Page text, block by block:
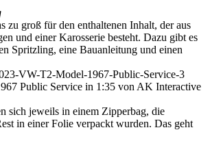
zu groß für den enthaltenen Inhalt, der aus
und einer Karosserie besteht. Dazu gibt es
Spritzling, eine Bauanleitung und einen
sich jeweils in einem Zipperbag, die
in einer Folie verpackt wurden. Das geht